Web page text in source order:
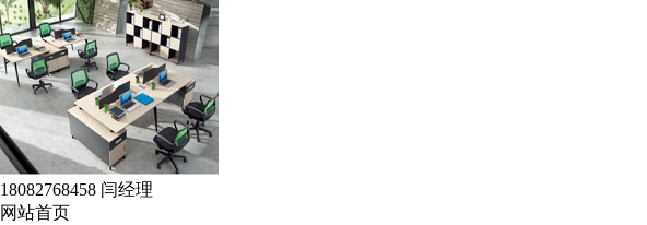
18082768458 闫经理
网站首页